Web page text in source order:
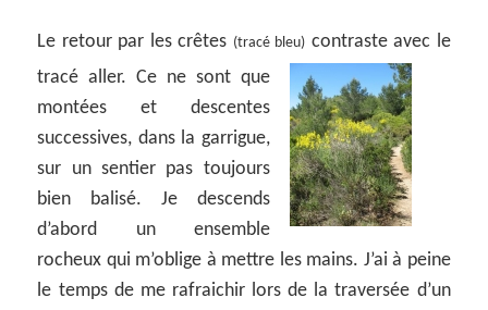
Le retour par les crêtes (tracé bleu) contraste avec le
tracé aller. Ce ne sont que
montées et descentes
successives, dans la garrigue,
sur un sentier pas toujours
bien balisé. Je descends
d’abord un ensemble
rocheux qui m’oblige à mettre les mains. J’ai à peine
le temps de me rafraichir lors de la traversée d’un